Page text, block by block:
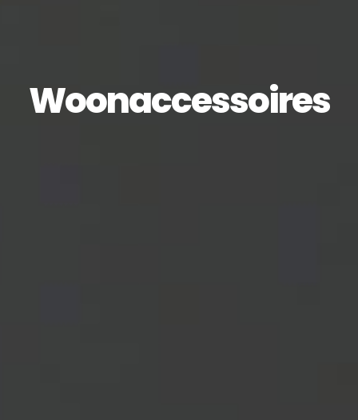
Woonaccessoires